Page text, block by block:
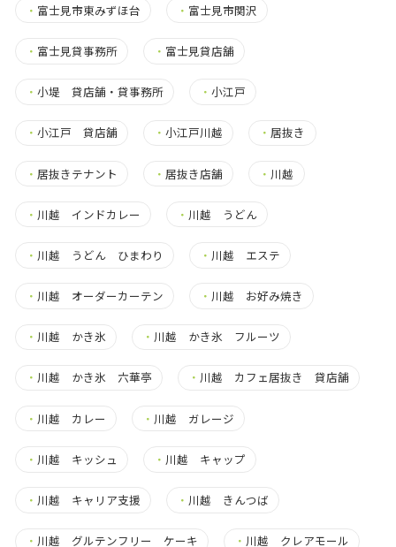
・ 富士見市東みずほ台 ・ 富士見市関沢
・ 富士見貸事務所 ・ 富士見貸店舗
・ 小堤 貸店舗・貸事務所 ・小江戸
・ 小江戸 貸店舗 ・小江戸川越 ・居抜き
・ 居抜きテナント ・ 居抜き店舗 ・ 川越
・ 川越 インドカレー ・ 川越 うどん
・ 川越 うどん ひまわり ・ 川越 エステ
・ 川越 オーダーカーテン ・ 川越 お好み焼き
・ 川越 かき氷 ・ 川越 かき氷 フルーツ
・ 川越 かき氷 六華亭 ・ 川越 カフェ居抜き 貸店舗
・ 川越 カレー ・ 川越 ガレージ
・ 川越 キッシュ ・ 川越 キャップ
・ 川越 キャリア支援 ・ 川越 きんつば
・ 川越 グルテンフリー ケーキ ・ 川越 クレアモール